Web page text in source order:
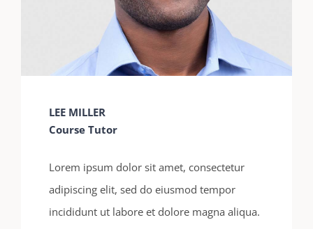
LEE MILLER
Course Tutor
Lorem ipsum dolor sit amet, consectetur
adipiscing elit, sed do eiusmod tempor
incididunt ut labore et dolore magna aliqua.